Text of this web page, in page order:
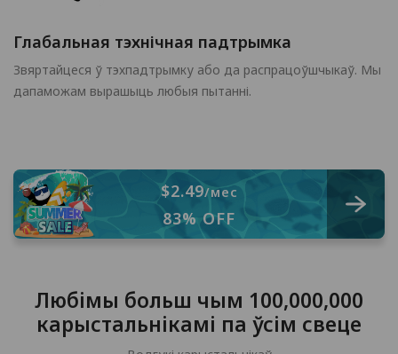
Глабальная тэхнічная падтрымка
Звяртайцеся ў тэхпадтрымку або да распрацоўшчыкаў. Мы
дапаможам вырашыць любыя пытанні.
$2.49/мес
83% OFF
Любімы больш чым 100,000,000
карыстальнікамі па ўсім свеце